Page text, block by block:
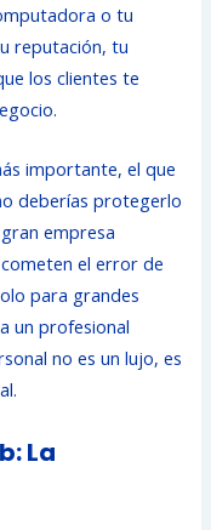
o tu
reputación, tu
los clientes te
importante, el que
deberías protegerlo
empresa
el error de
para grandes
un profesional
no es un lujo, es
La